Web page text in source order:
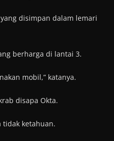
disimpan dalam lemari
berharga di lantai 3.
mobil,” katanya.
disapa Okta.
tidak ketahuan.